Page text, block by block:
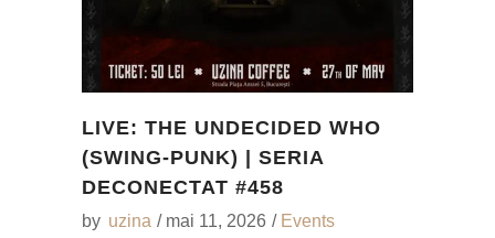
LIVE: THE UNDECIDED WHO
(SWING-PUNK) | SERIA
DECONECTAT #458
by uzina mai 11, 2026 Events